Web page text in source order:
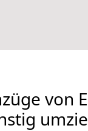
von